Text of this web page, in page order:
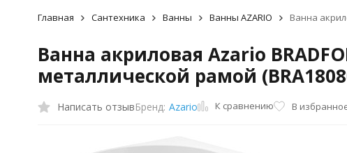
Главная Сантехника Ванны Ванны AZARIO Ванна
Ванна акриловая Azario
металлической рамой
Написать отзывБренд: Azario К сравнению В